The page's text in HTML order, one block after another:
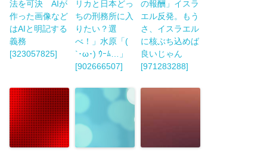
法を可決 AIが
作った画像など
はAIと明記する
義務
[323057825]
リカと日本どっ
ちの刑務所に入
りたい？選
べ！」水原「(
`･ω･) ｳｰﾑ…」
[902666507]
の報酬」イスラ
エル反発。もう
さ、イスラエル
に核ぶち込めば
良いじゃん
[971283288]